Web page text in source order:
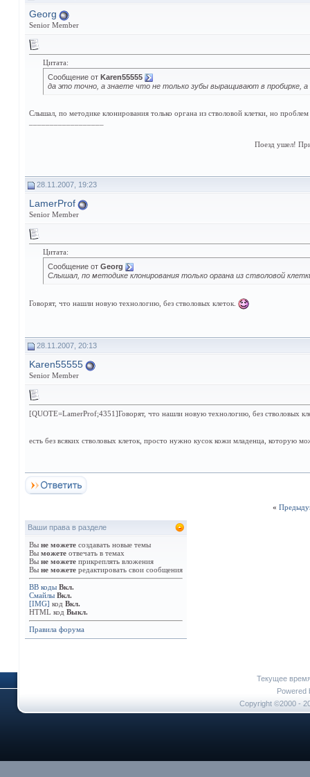
Georg
Senior Member
Цитата:
Сообщение от Karen55555
да это точно, а знаете что не только зубы выращивают в пробирке, а
Слышал, по методике клонирования только органа из стволовой клетки, но
Поезд ушел!
28.11.2007, 19:23
LamerProf
Senior Member
Цитата:
Сообщение от Georg
Слышал, по методике клонирования только органа из стволовой
Говорят, что нашли новую технологию, без стволовых клеток.
28.11.2007, 20:13
Karen55555
Senior Member
[QUOTE=LamerProf;4351]Говорят, что нашли новую технологию, без стволовых
есть без всяких стволовых клеток, просто нужно кусок кожи младенца, которую
«
Ваши права в разделе
Вы не можете создавать новые темы
Вы можете отвечать в темах
Вы не можете прикреплять вложения
Вы не можете редактировать свои сообщения
BB коды Вкл.
Смайлы Вкл.
[IMG] код Вкл.
HTML код Выкл.
Правила форума
Текущее
Powered
Copyright ©2000 -